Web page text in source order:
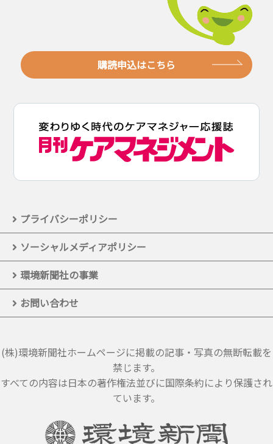
購読申込はこちら
プライバシーポリシー
ソーシャルメディアポリシー
環境新聞社の事業
お問い合わせ
(株)環境新聞社ホームページに掲載の記事・写真の無断転載を
禁じます。
すべての内容は日本の著作権法並びに国際条約により保護され
ています。